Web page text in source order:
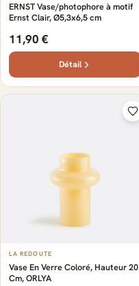
ERNST Vase/photophore à motif
Ernst Clair, Ø5,3x6,5 cm
11,90 €
Détail
LA REDOUTE
Vase En Verre Coloré, Hauteur 20
Cm, ORLYA